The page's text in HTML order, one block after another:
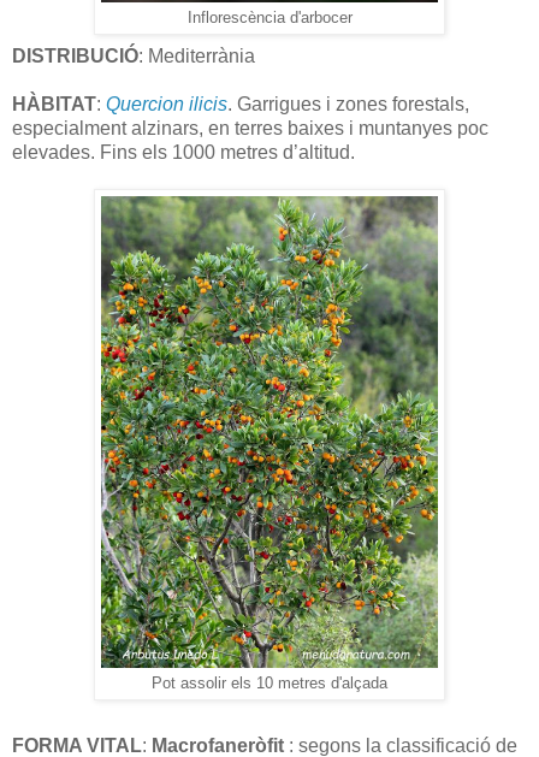
Inflorescència d'arbocer
DISTRIBUCIÓ: Mediterrània
HÀBITAT: Quercion ilicis. Garrigues i zones forestals,
especialment alzinars, en terres baixes i muntanyes poc
elevades. Fins els 1000 metres d’altitud.
Pot assolir els 10 metres d'alçada
FORMA VITAL: Macrofaneròfit : segons la classificació de